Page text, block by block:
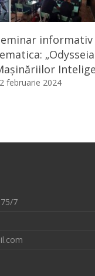
informativ
„Odysseia
februarie 2024
7